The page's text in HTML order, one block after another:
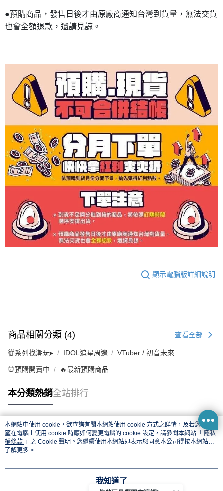
●預購商品，發售日後才由原廠商通知台灣到貨量，無法交貨
也會全額退款，還請見諒。
顯示電腦版詳細說明
商品相關分類 (4) 查看全部
從系列找潮玩▸ IDOL追星周邊 VTuber / 初音未來
⏰預購開賣中 🔥最新預購商品
本分類熱銷全站排行
熱門標籤
本網站中使用 cookie，欲查詢有關本網站使用 cookie 方式之詳情，及若您不希
望在電腦上使用 cookie 時應如何變更電腦的 cookie 設定，請參閱本網站「 隱私
權條款 」之 Cookie 聲明。您繼續使用本網站即表示您同意本公司得按本網站使
用條款之 Cookie 聲明使用 cookie。
了解更多 >
我知道了